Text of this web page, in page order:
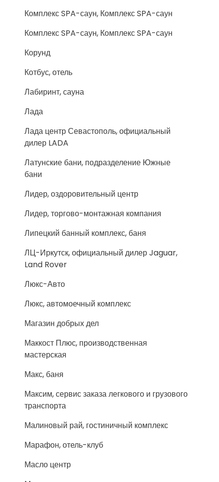
Комплекс SPA-саун, Комплекс SPA-саун
Комплекс SPA-саун, Комплекс SPA-саун
Корунд
Котбус, отель
Лабиринт, сауна
Лада
Лада центр Севастополь, официальный
дилер LADA
Латунские бани, подразделение Южные
бани
Лидер, оздоровительный центр
Лидер, торгово-монтажная компания
Липецкий банный комплекс, баня
ЛЦ-Иркутск, официальный дилер Jaguar,
Land Rover
Люкс-Авто
Люкс, автомоечный комплекс
Магазин добрых дел
Маккост Плюс, производственная
мастерская
Макс, баня
Максим, сервис заказа легкового и грузового
транспорта
Малиновый рай, гостиничный комплекс
Марафон, отель-клуб
Масло центр